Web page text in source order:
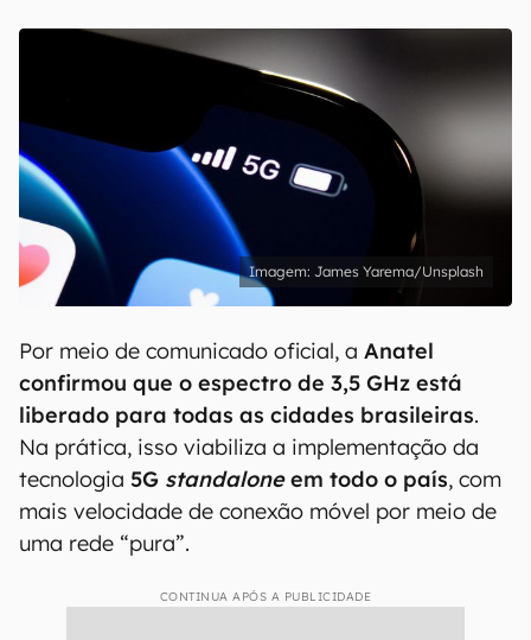
James Yarema/Unsplash
Por meio de comunicado oficial, a Anatel
confirmou que o espectro de 3,5 GHz está
liberado para todas as cidades brasileiras.
Na prática, isso viabiliza a implementação da
tecnologia 5G standaloneem todo o país, com
mais velocidade de conexão móvel por meio de
uma rede “pura”.
CONTINUA APÓS A PUBLICIDADE